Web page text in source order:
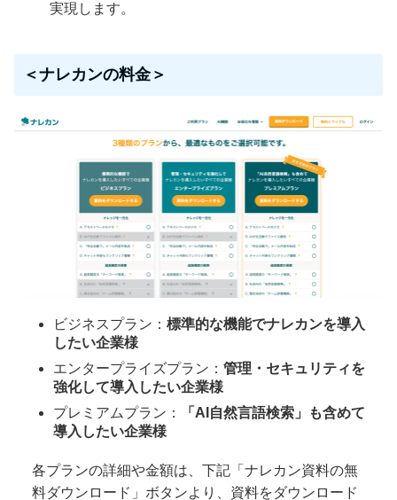
実現します。
＜ナレカンの料金＞
ビジネスプラン： 標準的な機能でナレカンを導入
したい企業様
エンタープライズプラン： 管理・セキュリティを
強化して導入したい企業様
プレミアムプラン：
「AI自然言語検索」も含めて
導入したい企業様
各プランの詳細や金額は、下記「ナレカン資料の無
料ダウンロード」ボタンより、資料をダウンロード